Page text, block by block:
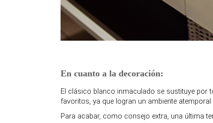
En cuanto a la decoración:
El clásico blanco inmaculado se sustituye por
favoritos, ya que logran un ambiente
Para acabar, como consejo extra, una última